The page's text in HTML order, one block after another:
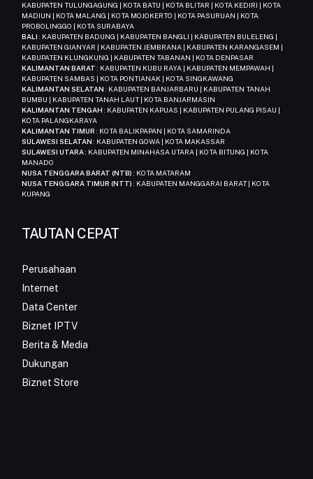
KABUPATEN TULUNGAGUNG | KOTA BATU | KOTA BLITAR | KOTA KEDIRI | KOTA
MADIUN | KOTA MALANG | KOTA MOJOKERTO | KOTA PASURUAN | KOTA
PROBOLINGGO | KOTA SURABAYA
BALI : KABUPATEN BADUNG | KABUPATEN BANGLI | KABUPATEN BULELENG |
KABUPATEN GIANYAR | KABUPATEN JEMBRANA | KABUPATEN KARANGASEM |
KABUPATEN KLUNGKUNG | KABUPATEN TABANAN | KOTA DENPASAR
KALIMANTAN BARAT : KABUPATEN KUBU RAYA | KABUPATEN MEMPAWAH |
KABUPATEN SAMBAS | KOTA PONTIANAK | KOTA SINGKAWANG
KALIMANTAN SELATAN : KABUPATEN BANJARBARU | KABUPATEN TANAH
BUMBU | KABUPATEN TANAH LAUT | KOTA BANJARMASIN
KALIMANTAN TENGAH : KABUPATEN KAPUAS | KABUPATEN PULANG PISAU |
KOTA PALANGKARAYA
KALIMANTAN TIMUR : KOTA BALIKPAPAN | KOTA SAMARINDA
SULAWESI SELATAN : KABUPATEN GOWA | KOTA MAKASSAR
SULAWESI UTARA: KABUPATEN MINAHASA UTARA | KOTA BITUNG | KOTA
MANADO
NUSA TENGGARA BARAT (NTB) : KOTA MATARAM
NUSA TENGGARA TIMUR (NTT) : KABUPATEN MANGGARAI BARAT | KOTA
KUPANG
TAUTAN CEPAT
Perusahaan
Internet
Data Center
Biznet IPTV
Berita & Media
Dukungan
Biznet Store